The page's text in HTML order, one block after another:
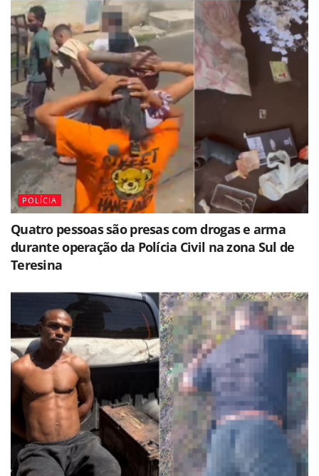
POLÍCIA
Quatro pessoas são presas com drogas e arma
durante operação da Polícia Civil na zona Sul de
Teresina